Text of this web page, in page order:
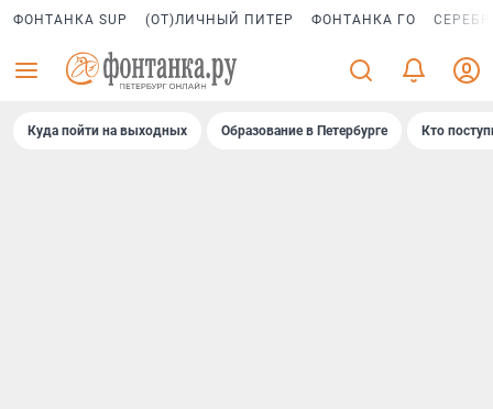
ФОНТАНКА SUP (ОТ)ЛИЧНЫЙ ПИТЕР ФОНТАНКА ГО
Куда пойти на выходных Образование в Петербурге Кто